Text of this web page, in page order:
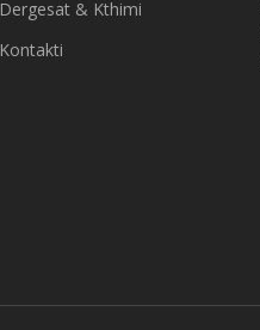
Dergesat & Kthimi
Kontakti